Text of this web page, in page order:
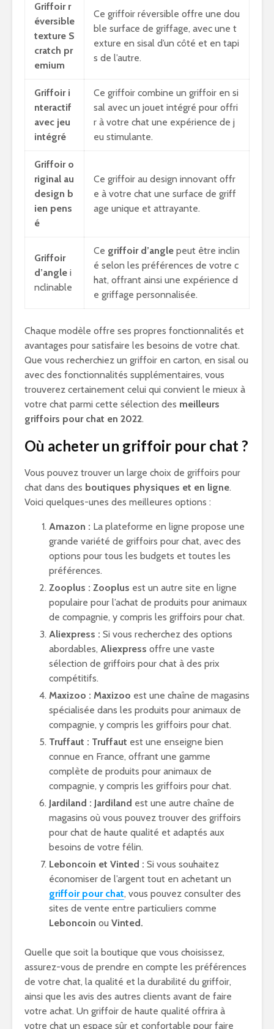
Griffoir r
éversible
texture S
cratch pr
emium
Ce griffoir réversible offre une dou
ble surface de griffage, avec une t
exture en sisal d’un côté et en tapi
s de l’autre.
Griffoir i
nteractif
avec jeu
intégré
Ce griffoir combine un griffoir en si
sal avec un jouet intégré pour offri
r à votre chat une expérience de j
eu stimulante.
Griffoir o
riginal au
design b
ien pens
é
Ce griffoir au design innovant offr
e à votre chat une surface de griff
age unique et attrayante.
Griffoir
d’angle i
nclinable
Ce griffoir d’angle peut être inclin
é selon les préférences de votre c
hat, offrant ainsi une expérience d
e griffage personnalisée.
Chaque modèle offre ses propres fonctionnalités et
avantages pour satisfaire les besoins de votre chat.
Que vous recherchiez un griffoir en carton, en sisal ou
avec des fonctionnalités supplémentaires, vous
trouverez certainement celui qui convient le mieux à
votre chat parmi cette sélection des meilleurs
griffoirs pour chat en 2022.
Où acheter un griffoir pour chat ?
Vous pouvez trouver un large choix de griffoirs pour
chat dans des boutiques physiques et en ligne.
Voici quelques-unes des meilleures options :
Amazon : La plateforme en ligne propose une
grande variété de griffoirs pour chat, avec des
options pour tous les budgets et toutes les
préférences.
Zooplus : Zooplus est un autre site en ligne
populaire pour l’achat de produits pour animaux
de compagnie, y compris les griffoirs pour chat.
Aliexpress : Si vous recherchez des options
abordables, Aliexpress offre une vaste
sélection de griffoirs pour chat à des prix
compétitifs.
Maxizoo : Maxizoo est une chaîne de magasins
spécialisée dans les produits pour animaux de
compagnie, y compris les griffoirs pour chat.
Truffaut : Truffaut est une enseigne bien
connue en France, offrant une gamme
complète de produits pour animaux de
compagnie, y compris les griffoirs pour chat.
Jardiland : Jardiland est une autre chaîne de
magasins où vous pouvez trouver des griffoirs
pour chat de haute qualité et adaptés aux
besoins de votre félin.
Leboncoin et Vinted : Si vous souhaitez
économiser de l’argent tout en achetant un
griffoir pour chat, vous pouvez consulter des
sites de vente entre particuliers comme
Leboncoin ou Vinted.
Quelle que soit la boutique que vous choisissez,
assurez-vous de prendre en compte les préférences
de votre chat, la qualité et la durabilité du griffoir,
ainsi que les avis des autres clients avant de faire
votre achat. Un griffoir de haute qualité offrira à
votre chat un espace sûr et confortable pour faire